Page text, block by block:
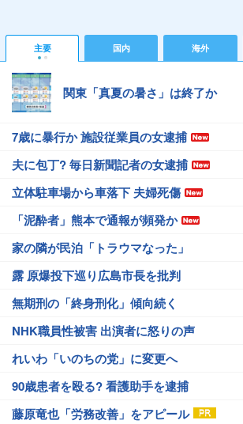
主要 国内 海外
関東「真夏の暑さ」は終了か
7歳に暴行か 施設従業員の女逮捕
夫に包丁? 毎日新聞記者の女逮捕
立体駐車場から車落下 夫婦死傷
「泥酔者」熊本で通報が頻発か
家の隣が民泊「トラウマなった」
露 原爆投下巡り広島市長を批判
無期刑の「終身刑化」傾向続く
NHK職員性被害 出演者に怒りの声
れいわ「いのちの党」に変更へ
90歳患者を殴る? 看護助手を逮捕
藤原竜也「労務改善」をアピール